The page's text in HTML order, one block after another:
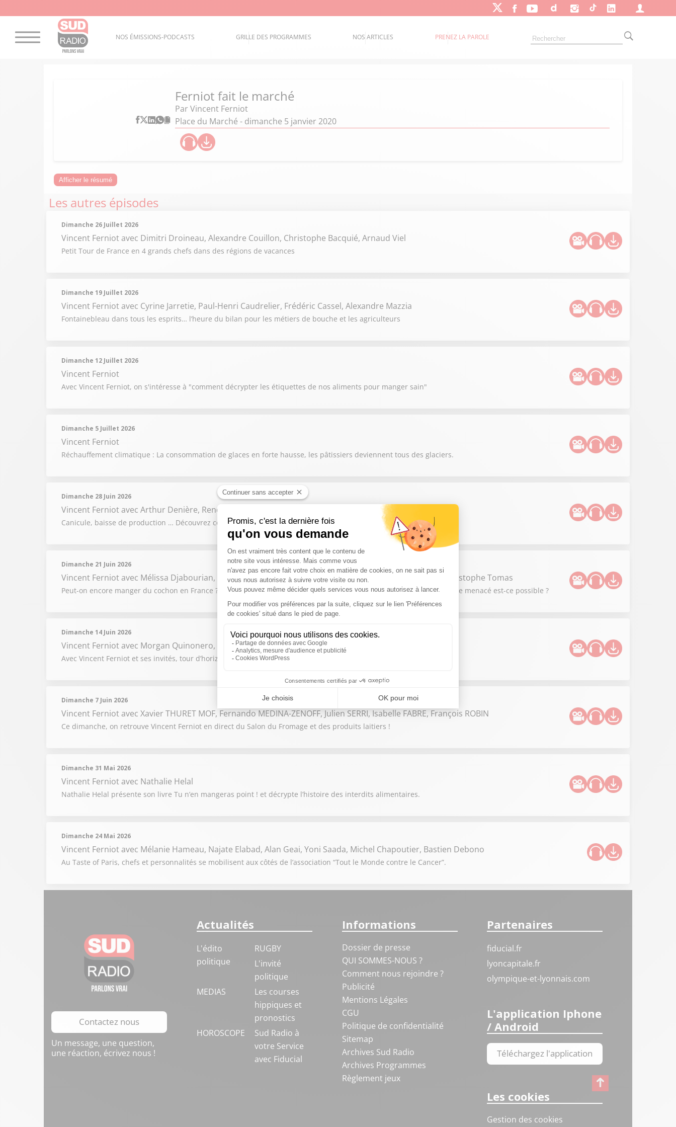
NOS ÉMISSIONS-PODCASTS GRILLE DES PROGRAMMES NOS ARTICLES PRENEZ LA PAROLE
Ferniot fait le marché
Par Vincent Ferniot
Place du Marché - dimanche 5 janvier 2020
Afficher le résumé
Les autres épisodes
Dimanche 26 Juillet 2026
Vincent Ferniotavec Dimitri Droineau, Alexandre Couillon, Christophe Bacquié, Arnaud Viel
Petit Tour de France en 4 grands chefs dans des régions de vacances
Dimanche 19 Juillet 2026
Vincent Ferniotavec Cyrine Jarretie, Paul-Henri Caudrelier, Frédéric Cassel, Alexandre Mazzia
Fontainebleau dans tous les esprits… l’heure du bilan pour les métiers de bouche et les agriculteurs
Dimanche 12 Juillet 2026
Vincent Ferniot
Avec Vincent Ferniot, on s'intéresse à "comment décrypter les étiquettes de nos aliments pour manger sain"
Dimanche 5 Juillet 2026
Vincent Ferniot
Réchauffement climatique : La consommation de glaces en forte hausse, les pâtissiers deviennent tous des glaciers.
Dimanche 28 Juin 2026
Vincent Ferniotavec Arthur Denière, René Fournier, Alexandre Fonseca, Julien Job
Canicule, baisse de production … Découvrez comment les fortes chaleurs impactent les vaches et l'élevage en France.
Dimanche 21 Juin 2026
Vincent Ferniotavec Mélissa Djabourian, David Baroche, Raphaël Haumont, François, Adrien Brunet, Christophe Tomas
Peut-on encore manger du cochon en France ? Le jambon de Paris est-ce un poison violent ? Élever des porcs sans être menacé est-ce possible ?
Dimanche 14 Juin 2026
Vincent Ferniotavec Morgan Quinonero, Olivier Orset, Stéphanie Corsiglia
Avec Vincent Ferniot et ses invités, tour d’horizon des meilleurs produits repérés au salon Gourmet Selection.
Dimanche 7 Juin 2026
Vincent Ferniotavec Xavier THURET MOF, Fernando MEDINA-ZENOFF, Julien SERRI, Isabelle FABRE, François ROBIN
Ce dimanche, on retrouve Vincent Ferniot en direct du Salon du Fromage et des produits laitiers !
Dimanche 31 Mai 2026
Vincent Ferniotavec Nathalie Helal
Nathalie Helal présente son livre Tu n’en mangeras point ! et décrypte l’histoire des interdits alimentaires.
Dimanche 24 Mai 2026
Vincent Ferniotavec Mélanie Hameau, Najate Elabad, Alan Geai, Yoni Saada, Michel Chapoutier, Bastien Debono
Au Taste of Paris, chefs et personnalités se mobilisent aux côtés de l’association “Tout le Monde contre le Cancer”.
Contactez nous
Un message, une question,
une réaction, écrivez nous !
Actualités
L'édito
politique
RUGBY
L'invité
politique
MEDIAS
Les courses
hippiques et
pronostics
HOROSCOPE
Sud Radio à
votre Service
avec Fiducial
Informations
Dossier de presse
QUI SOMMES-NOUS ?
Comment nous rejoindre ?
Publicité
Mentions Légales
CGU
Politique de confidentialité
Sitemap
Archives Sud Radio
Archives Programmes
Règlement jeux
Partenaires
fiducial.fr
lyoncapitale.fr
olympique-et-lyonnais.com
L'application Iphone
/ Android
Téléchargez l'application
Les cookies
Gestion des cookies